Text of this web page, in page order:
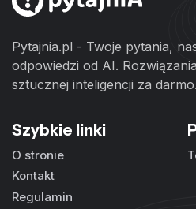
Pytajnia.pl - Twoje pytania,
odpowiedzi od AI.
sztucznej inteligencji za darmo.
Szybkie linki
O stronie
Kontakt
Regulamin